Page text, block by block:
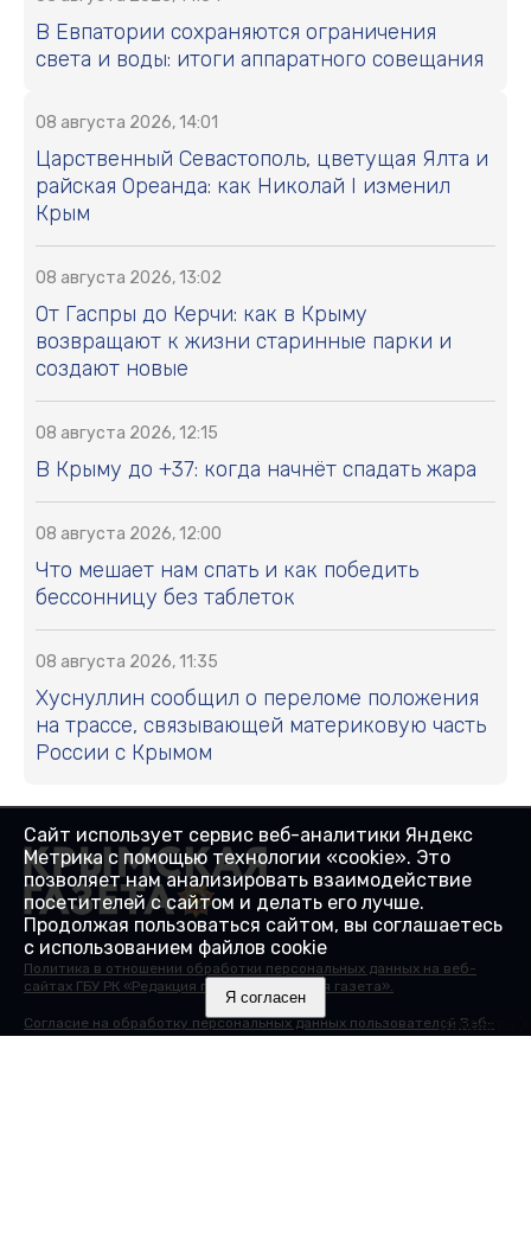
В Евпатории сохраняются ограничения
света и воды: итоги аппаратного совещания
08 августа 2026, 14:01
Царственный Севастополь, цветущая Ялта и
райская Ореанда: как Николай I изменил
Крым
08 августа 2026, 13:02
От Гаспры до Керчи: как в Крыму
возвращают к жизни старинные парки и
создают новые
08 августа 2026, 12:15
В Крыму до +37: когда начнёт спадать жара
08 августа 2026, 12:00
Что мешает нам спать и как победить
бессонницу без таблеток
08 августа 2026, 11:35
Хуснуллин сообщил о переломе положения
на трассе, связывающей материковую часть
России с Крымом
Закрыть X
Политика в отношении обработки персональных данных на веб-
сайтах ГБУ РК «Редакция газеты «Крымская газета».
Согласие на обработку персональных данных пользователей Веб-
сайта.
Сайт использует сервис веб-аналитики Яндекс
Метрика с помощью технологии «cookie». Это
позволяет нам анализировать взаимодействие
посетителей с сайтом и делать его лучше.
Продолжая пользоваться сайтом, вы соглашаетесь
с использованием файлов cookie
Я согласен